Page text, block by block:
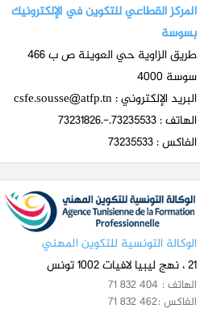
المركز القطاعي للتكوين في الإلكترونيك
بسوسة
طريق الزاوية حي العوينة ص ب 466
سوسة 4000
البريد الإلكتروني :csfe.sousse@atfp.tn
الهاتف : 73235533.-.73231826
الفاكس : 73235533
الوكالة التونسية للتكوين المهني
21 ، نهج ليبيا لافيات 1002 تونس
الهاتف : 71 832 404
الفاكس :71 832 462